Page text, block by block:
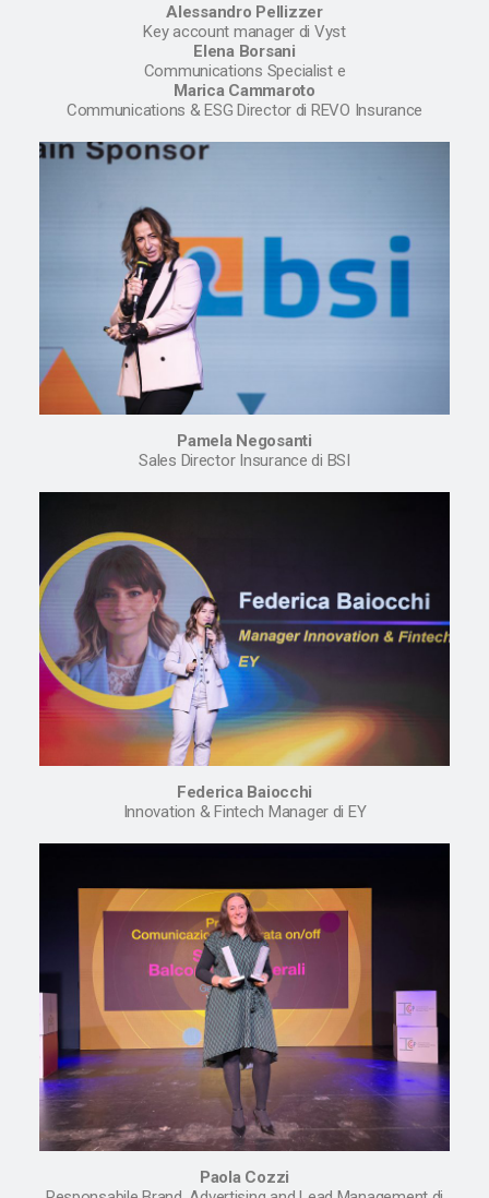
Alessandro Pellizzer
Key account manager di Vyst
Elena Borsani
Communications Specialist e
Marica Cammaroto
Communications & ESG Director di REVO Insurance
Pamela Negosanti
Sales Director Insurance di BSI
Federica Baiocchi
Innovation & Fintech Manager di EY
Paola Cozzi